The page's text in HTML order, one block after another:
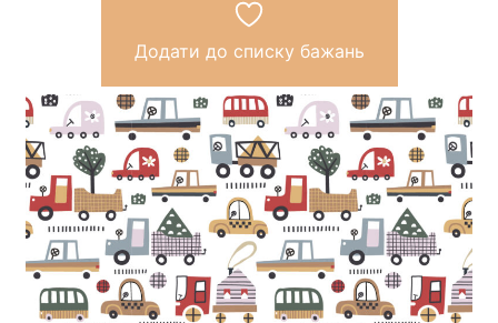
Додати до списку бажань